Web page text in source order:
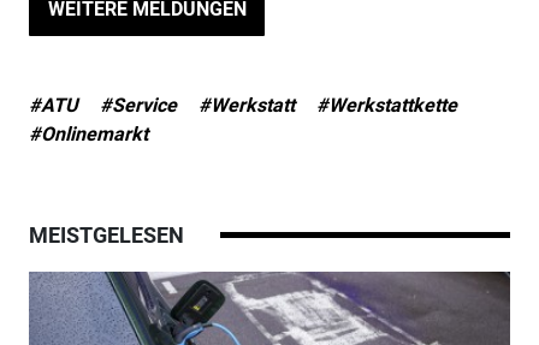
WEITERE MELDUNGEN
#ATU #Service #Werkstatt
#Werkstattkette
#Onlinemarkt
MEISTGELESEN